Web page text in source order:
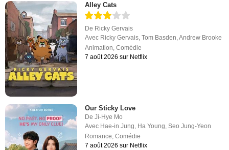
Alley Cats
De Ricky Gervais
Avec Ricky Gervais,Tom Basden,Andrew Brooke
Animation,Comédie
7 août 2026 sur Netflix
Our Sticky Love
DeJi-Hye Mo
Avec Hae-in Jung, Ha Young,Seo Jung-Yeon
Romance,Comédie
7 août 2026 sur Netflix